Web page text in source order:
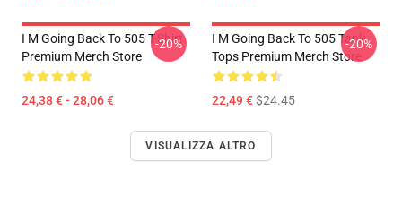
I M Going Back To 505 T-Shirt
Premium Merch Store
24,38 € - 28,06 €
-20%
I M Going Back To 505 Tank
Tops Premium Merch Store
22,49 €$24.45
-20%
VISUALIZZA ALTRO